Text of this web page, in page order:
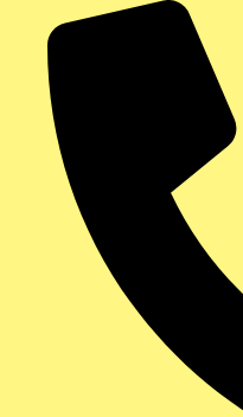
contenu